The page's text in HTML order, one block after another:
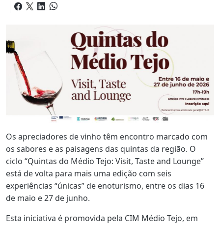
Os apreciadores de vinho têm encontro marcado com
os sabores e as paisagens das quintas da região. O
ciclo “Quintas do Médio Tejo: Visit, Taste and Lounge”
está de volta para mais uma edição com seis
experiências “únicas” de enoturismo, entre os dias 16
de maio e 27 de junho.
Esta iniciativa é promovida pela CIM Médio Tejo, em